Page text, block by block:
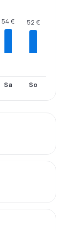
54 €
Sa
52 €
So